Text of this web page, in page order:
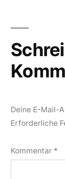
Deine E-Mail-
Erforderliche
Kommentar *